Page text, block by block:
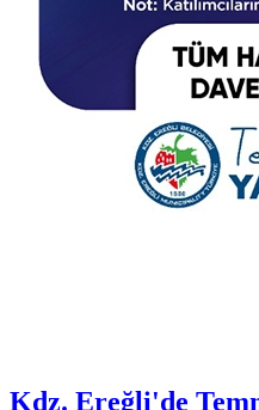
Kdz. Ereğli'de